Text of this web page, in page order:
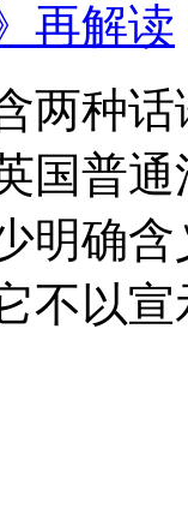
再解读
两种
国普
明确
不以